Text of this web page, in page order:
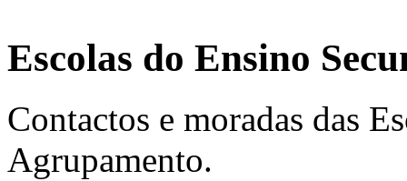
Escolas do Ensino
Contactos e moradas das
Agrupamento.